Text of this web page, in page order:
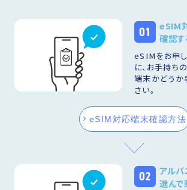
01
eSIM
確認す
eSIMをお申
に、お手持
端末かどうか
さい。
eSIM対応端末確認方法
02
アルバ
選んで